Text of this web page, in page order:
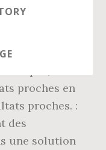
de solutions
proches en
proches. :
des
une solution